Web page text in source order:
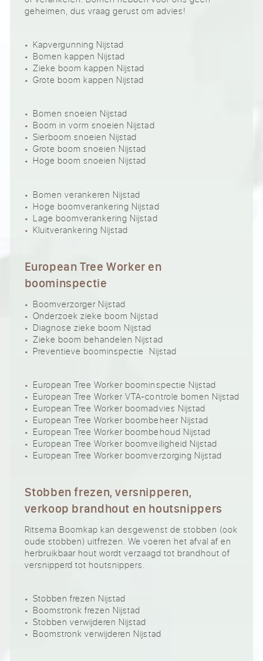
geheimen, dus vraag gerust om advies!
Kapvergunning Nijstad
Bomen kappen Nijstad
Zieke boom kappen Nijstad
Grote boom kappen Nijstad
Bomen snoeien Nijstad
Boom in vorm snoeien Nijstad
Sierboom snoeien Nijstad
Grote boom snoeien Nijstad
Hoge boom snoeien Nijstad
Bomen verankeren Nijstad
Hoge boomverankering Nijstad
Lage boomverankering Nijstad
Kluitverankering Nijstad
European Tree Worker en
boominspectie
Boomverzorger Nijstad
Onderzoek zieke boom Nijstad
Diagnose zieke boom Nijstad
Zieke boom behandelen Nijstad
Preventieve boominspectie Nijstad
European Tree Worker boominspectie Nijstad
European Tree Worker VTA-controle bomen Nijstad
European Tree Worker boomadvies Nijstad
European Tree Worker boombeheer Nijstad
European Tree Worker boombehoud Nijstad
European Tree Worker boomveiligheid Nijstad
European Tree Worker boomverzorging Nijstad
Stobben frezen, versnipperen,
verkoop brandhout en houtsnippers
Ritsema Boomkap kan desgewenst de stobben (ook
oude stobben) uitfrezen. We voeren het afval af en
herbruikbaar hout wordt verzaagd tot brandhout of
versnipperd tot houtsnippers.
Stobben frezen Nijstad
Boomstronk frezen Nijstad
Stobben verwijderen Nijstad
Boomstronk verwijderen Nijstad